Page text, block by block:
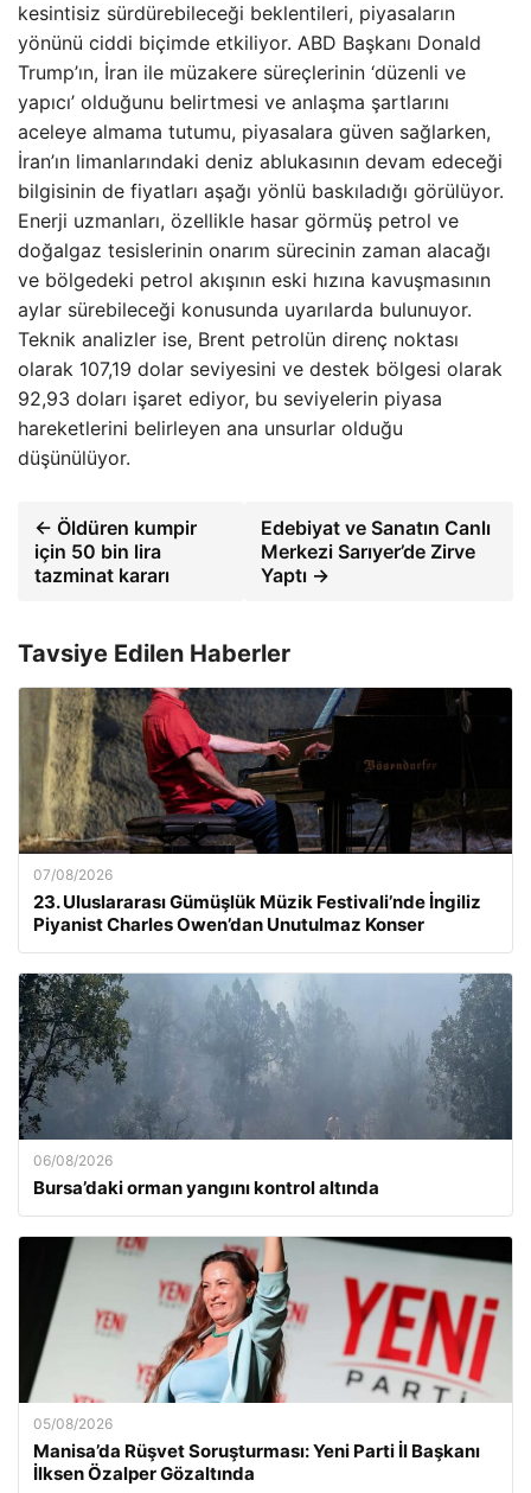
kesintisiz sürdürebileceği beklentileri, piyasaların
yönünü ciddi biçimde etkiliyor. ABD Başkanı Donald
Trump’ın, İran ile müzakere süreçlerinin ‘düzenli ve
yapıcı’ olduğunu belirtmesi ve anlaşma şartlarını
aceleye almama tutumu, piyasalara güven sağlarken,
İran’ın limanlarındaki deniz ablukasının devam edeceği
bilgisinin de fiyatları aşağı yönlü baskıladığı görülüyor.
Enerji uzmanları, özellikle hasar görmüş petrol ve
doğalgaz tesislerinin onarım sürecinin zaman alacağı
ve bölgedeki petrol akışının eski hızına kavuşmasının
aylar sürebileceği konusunda uyarılarda bulunuyor.
Teknik analizler ise, Brent petrolün direnç noktası
olarak 107,19 dolar seviyesini ve destek bölgesi olarak
92,93 doları işaret ediyor, bu seviyelerin piyasa
hareketlerini belirleyen ana unsurlar olduğu
düşünülüyor.
← Öldüren kumpir
için 50 bin lira
tazminat kararı
Edebiyat ve Sanatın Canlı
Merkezi Sarıyer’de Zirve
Yaptı →
Tavsiye Edilen Haberler
07/08/2026
23. Uluslararası Gümüşlük Müzik Festivali’nde İngiliz
Piyanist Charles Owen’dan Unutulmaz Konser
06/08/2026
Bursa’daki orman yangını kontrol altında
05/08/2026
Manisa’da Rüşvet Soruşturması: Yeni Parti İl Başkanı
İlksen Özalper Gözaltında